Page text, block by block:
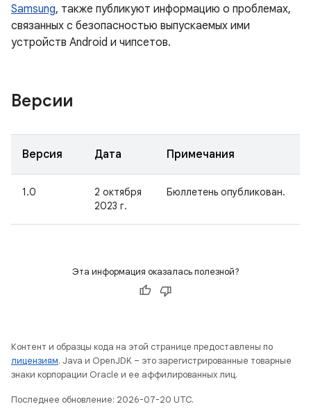
Samsung, также публикуют информацию о проблемах,
связанных с безопасностью выпускаемых ими
устройств Android и чипсетов.
Версии
Версия Дата Примечания
1.0
2 октября
2023 г.
Бюллетень опубликован.
Эта информация оказалась полезной?
Контент и образцы кода на этой странице предоставлены по
лицензиям. Java и OpenJDK – это зарегистрированные товарные
знаки корпорации Oracle и ее аффилированных лиц.
Последнее обновление: 2026-07-20 UTC.